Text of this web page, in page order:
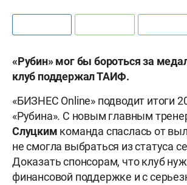
«Рубин» мог бы бороться за
клуб поддержал ТАИФ.
«БИЗНЕС Online» подводит итоги
«Рубина». С новым главным
Слуцким команда спаслась от
не смогла выбраться из статуса
Доказать спонсорам, что клуб
финансовой поддержке и с